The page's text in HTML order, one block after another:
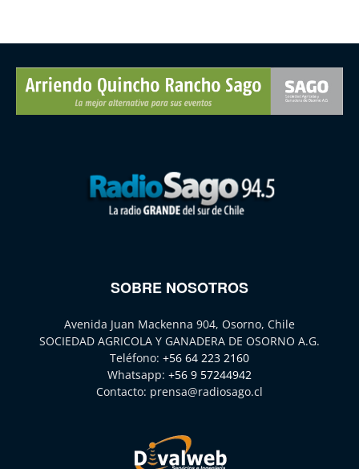
SOBRE NOSOTROS
Avenida Juan Mackenna 904, Osorno, Chile
SOCIEDAD AGRICOLA Y GANADERA DE OSORNO A.G.
Teléfono: +56 64 223 2160
Whatsapp: +56 9 57244942
Contacto: prensa@radiosago.cl